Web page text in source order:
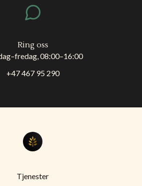
Ring oss
08:00–16:00
+47 467 95 290
Tjenester